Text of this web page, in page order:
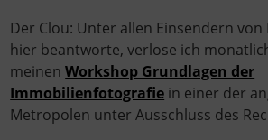
Der Clou: Unter allen Einsendern von
hier beantworte, verlose ich
meinenWorkshop Grundlagen der
Immobilienfotografie in einer der
Metropolen unter Ausschluss des